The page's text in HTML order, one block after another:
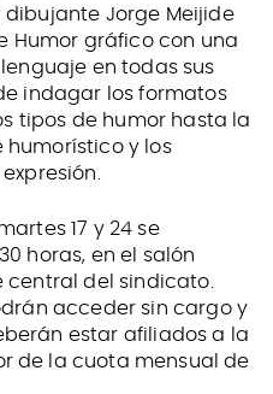
dibujante Jorge Meijide
Humor gráfico con una
en todas sus
indagar los formatos
tipos de humor hasta la
humorístico y los
17 y 24 se
horas, en el salón
central del sindicato.
acceder sin cargo y
estar afiliados a la
de la cuota mensual de